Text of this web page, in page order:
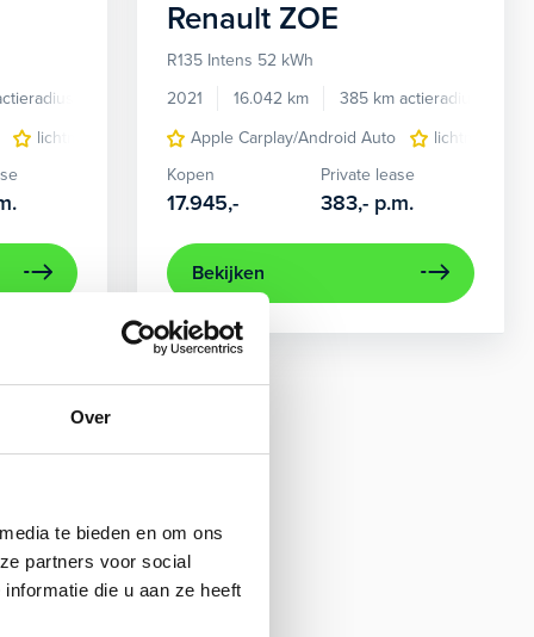
Over
te bieden en om ons
partners voor social
die u aan ze heeft
control dodehoek detectie draadloze telefoonlader
Elektrisch
lichtmetalen velgen 16"
warmtepomp
Renault ZOE
R135 Intens 52 kWh
2021
16.042 km 385 km actieradius
Apple Carplay/Android Auto
lichtmetalen
Kopen
17.945,-
Private lease
383,- p.m.
Bekijken